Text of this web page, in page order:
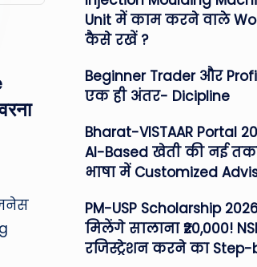
Unit में काम करने वाले
कैसे रखें ?
Beginner Trader और
एक ही अंतर- Dicipline
Bharat-VISTAAR Portal
AI-Based खेती की नई
भाषा में Customized
PM-USP Scholarship
मिलेंगे सालाना ₹20,000!
रजिस्ट्रेशन करने का Step-